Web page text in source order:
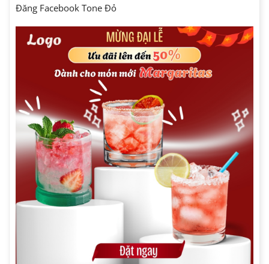
Đăng Facebook Tone Đỏ